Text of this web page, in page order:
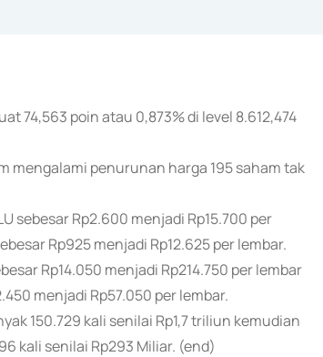
74,563 poin atau 0,873% di level 8.612,474
mengalami penurunan harga 195 saham tak
sebesar Rp2.600 menjadi Rp15.700 per
Rp925 menjadi Rp12.625 per lembar.
Rp14.050 menjadi Rp214.750 per lembar
menjadi Rp57.050 per lembar.
150.729 kali senilai Rp1,7 triliun kemudian
kali senilai Rp293 Miliar. (end)